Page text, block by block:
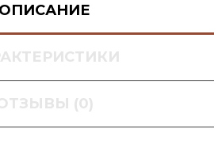
ОПИСАНИЕ
(0)